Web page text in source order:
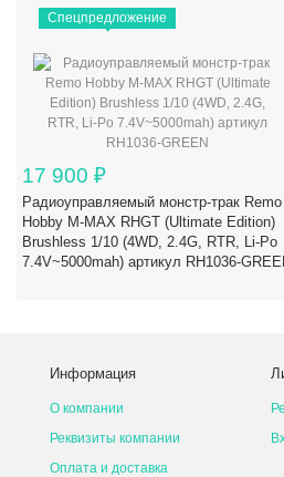
Спецпредложение
17 900 ₽
Радиоуправляемый монстр-трак Remo
Hobby M-MAX RHGT (Ultimate Edition)
Brushless 1/10 (4WD, 2.4G, RTR, Li-Po
7.4V~5000mah) артикул RH1036-
Информация
О компании
Реквизиты компании
Оплата и доставка